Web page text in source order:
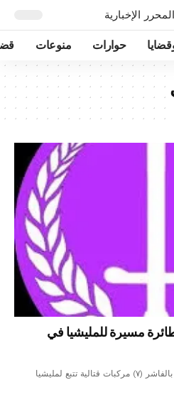
حوارات منوعات
وطائرة مسيرة للمليشيا في
دمرت مدفعية الفرقة السادسة مشاة بالفاشر (٧) مركبات قتالية تتبع لمليشيا